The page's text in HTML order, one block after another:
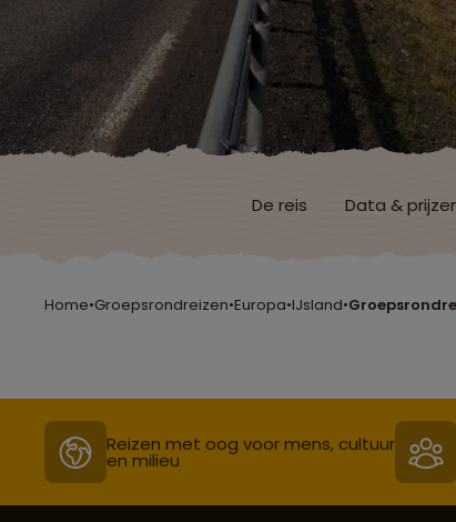
De reis Data &
Home•Groepsrondreizen•Europa•IJsland•
Reizen met oog voor mens, cultuur
en milieu